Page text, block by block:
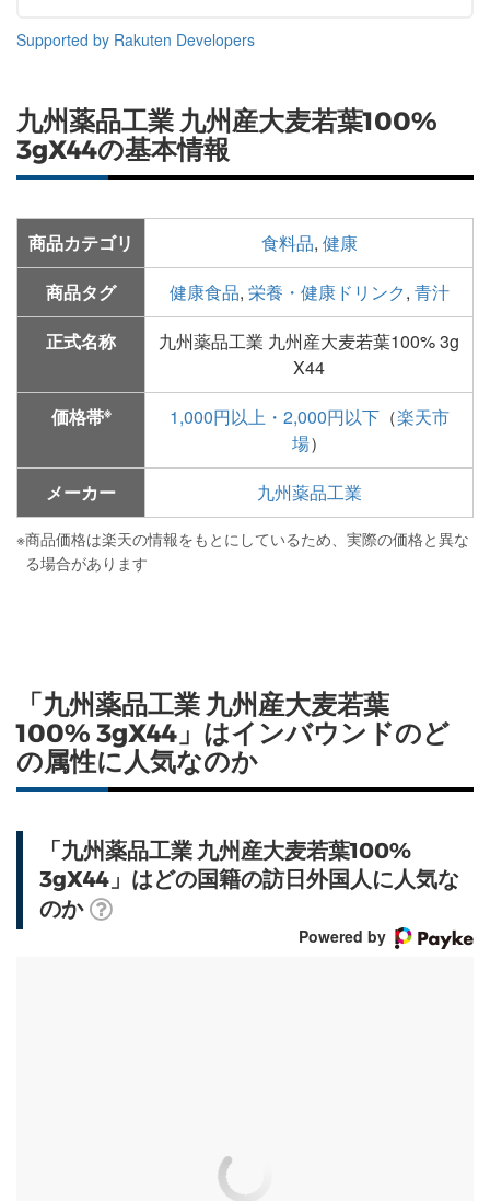
Supported by Rakuten Developers
九州薬品工業 九州産大麦若葉100%
3gX44の基本情報
商品カテゴリ 食料品, 健康
商品タグ
健康食品, 栄養・健康ドリンク, 青汁
正式名称
九州薬品工業 九州産大麦若葉100% 3g
X44
価格帯※ 1,000円以上・2,000円以下（楽天市
場）
メーカー
九州薬品工業
※商品価格は楽天の情報をもとにしているため、実際の価格と異な
る場合があります
「九州薬品工業 九州産大麦若葉
100% 3gX44」はインバウンドのど
の属性に人気なのか
「九州薬品工業 九州産大麦若葉100%
3gX44」はどの国籍の訪日外国人に人気な
のか
Powered by